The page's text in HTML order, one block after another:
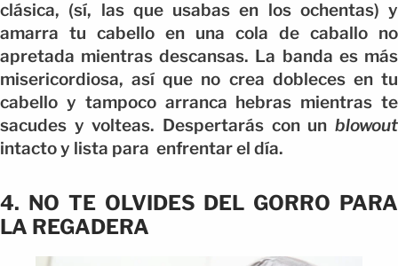
clásica, (sí, las que usabas en los ochentas) y
amarra tu cabello en una cola de caballo no
apretada mientras descansas. La banda es más
misericordiosa, así que no crea dobleces en tu
cabello y tampoco arranca hebras mientras te
sacudes y volteas. Despertarás con un blowout
intacto y lista para enfrentar el día.
4. NO TE OLVIDES DEL GORRO PARA
LA REGADERA